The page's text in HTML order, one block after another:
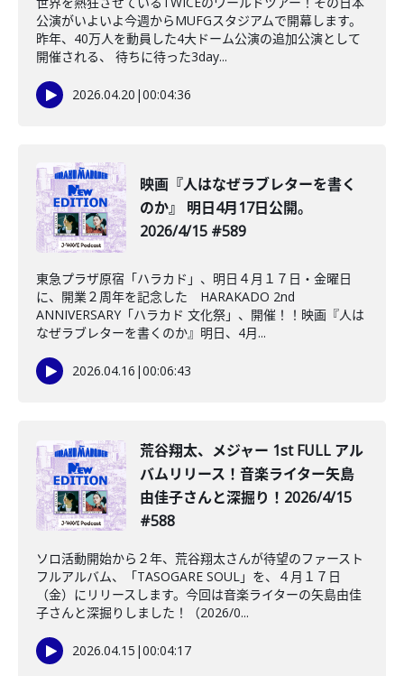
公演がいよいよ今週からMUFGスタジアムで開幕します。
昨年、40万人を動員した4大ドーム公演の追加公演として
開催される、 待ちに待った3day...
2026.04.20 |00:04:36
映画『人はなぜラブレターを書く
のか』 明日4月17日公開。
2026/4/15 #589
東急プラザ原宿「ハラカド」、明日４月１７日・金曜日
に、開業２周年を記念した HARAKADO 2nd
ANNIVERSARY「ハラカド 文化祭」、開催！！映画『人は
なぜラブレターを書くのか』明日、4月...
2026.04.16 |00:06:43
荒谷翔太、メジャー 1st FULL アル
バムリリース！音楽ライター矢島
由佳子さんと深掘り！2026/4/15
#588
ソロ活動開始から２年、荒谷翔太さんが待望のファースト
フルアルバム、「TASOGARE SOUL」を、４月１７日
（金）にリリースします。今回は音楽ライターの矢島由佳
子さんと深掘りしました！（2026/0...
2026.04.15 |00:04:17